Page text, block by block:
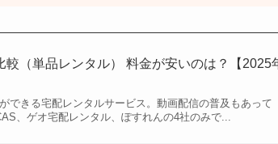
較（単品レンタル） 料金が安いのは？【2025
できる宅配レンタルサービス。動画配信の普及もあって
、ゲオ宅配レンタル、ぽすれんの4社のみで...